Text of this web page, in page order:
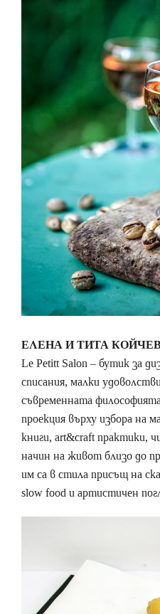
ЕЛЕНА И ТИТА
Le Petitt Salon – бутик за
списания, малки
съвременната
проекция върху избора на
книги, art&craft практики,
начин на живот близо до
им са в стила присъщ на
slow food и артистичен